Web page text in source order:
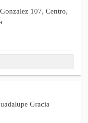
107, Centro,
Gracia